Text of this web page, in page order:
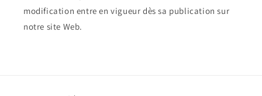
modification entre en vigueur dès sa publication sur
notre site Web.